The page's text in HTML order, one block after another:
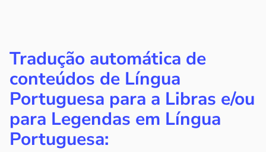
Tradução automática de
conteúdos de Língua
Portuguesa para a Libras e/ou
para Legendas em Língua
Portuguesa: